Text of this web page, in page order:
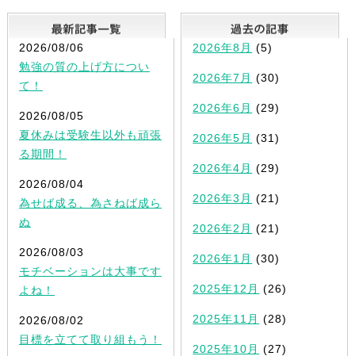
最新記事一覧
2026/08/06
勉強の質の上げ方につい
て！
2026/08/05
夏休みは受験生以外も頑張
る期間！
2026/08/04
為せば成る、為さねば成ら
ぬ
2026/08/03
モチベーションは大事です
よね！
2026/08/02
目標を立てて取り組もう！
2026年8月 (5)
2026年7月 (30)
2026年6月 (29)
2026年5月 (31)
2026年4月 (29)
2026年3月 (21)
2026年2月 (21)
2026年1月 (30)
2025年12月 (26)
2025年11月 (28)
2025年10月 (27)